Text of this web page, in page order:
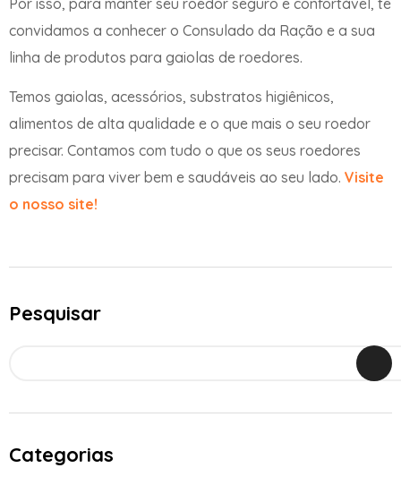
convidamos a conhecer o Consulado da Ração e a sua
linha de produtos para gaiolas de roedores.
Temos gaiolas, acessórios, substratos higiênicos,
alimentos de alta qualidade e o que mais o seu roedor
precisar. Contamos com tudo o que os seus roedores
precisam para viver bem e saudáveis ao seu lado. Visite
o nosso site!
Pesquisar
Categorias